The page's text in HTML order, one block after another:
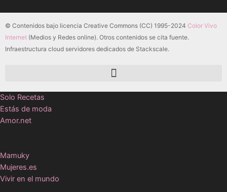
© Contenidos bajo licencia Creative Commons (CC) 1995-2024 Color Vivo
Internet (Medios y Redes online). Otros contenidos se cita fuente.
Infraestructura cloud servidores dedicados de Stackscale.
Solo Recetas
Estás de moda
Amor.net
Mamuky
Mujeres.es
Vivir en el mundo